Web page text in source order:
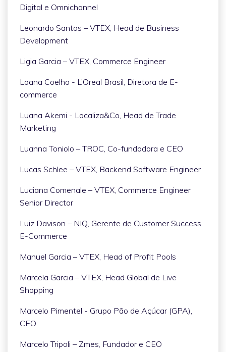
Digital e Omnichannel
Leonardo Santos – VTEX, Head de Business
Development
Ligia Garcia – VTEX, Commerce Engineer
Loana Coelho - L’Oreal Brasil, Diretora de E-
commerce
Luana Akemi - Localiza&Co, Head de Trade
Marketing
Luanna Toniolo – TROC, Co-fundadora e CEO
Lucas Schlee – VTEX, Backend Software Engineer
Luciana Comenale – VTEX, Commerce Engineer
Senior Director
Luiz Davison – NIQ, Gerente de Customer Success
E-Commerce
Manuel Garcia – VTEX, Head of Profit Pools
Marcela Garcia – VTEX, Head Global de Live
Shopping
Marcelo Pimentel - Grupo Pão de Açúcar (GPA),
CEO
Marcelo Tripoli – Zmes, Fundador e CEO